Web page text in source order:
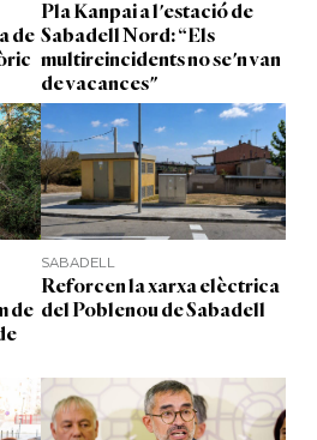
de
Pla Kanpai a l'estació de
Sabadell Nord: “Els
multireincidents no se'n van
de vacances"
de
SABADELL
Reforcen la xarxa elèctrica
del Poblenou de Sabadell